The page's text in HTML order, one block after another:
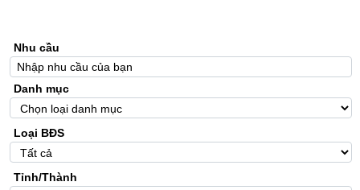
Nhu cầu
Danh mục
Loại BĐS
Tỉnh/Thành